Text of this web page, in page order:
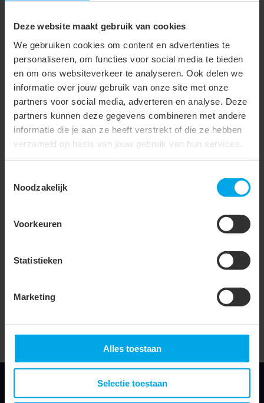
Deze website maakt gebruik van cookies
We gebruiken cookies om content en advertenties te
personaliseren, om functies voor social media te bieden
en om ons websiteverkeer te analyseren. Ook delen we
informatie over jouw gebruik van onze site met onze
partners voor social media, adverteren en analyse. Deze
partners kunnen deze gegevens combineren met andere
informatie die je aan ze heeft verstrekt of die ze hebben
verzameld op basis van jouw gebruik van hun services.
Noodzakelijk
Voorkeuren
Statistieken
Marketing
Alles toestaan
Selectie toestaan
Materiaal isolatie
Polypropyleen (PP)
Met gereedschap
Met transparant deksel
Materiaal
Kunststof
Materiaal behuizing
Kunststof
Kleur behuizing
Kleurloos
adereindhulzen
Diameter